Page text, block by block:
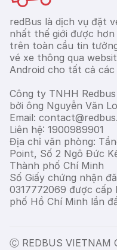
redBus là dịch vụ đặt
nhất thế giới được
trên toàn cầu tin
vé xe thông qua
Android cho tất cả
Công ty TNHH
bởi ông Nguyễn Văn
Email:
Liên hệ: 1900989901
Địa chỉ văn phòng:
Point, Số 2 Ngô Đức
Thành phố Chí Minh
Số Giấy chứng nhận
0317772069 được
phố Hồ Chí Minh lần
Ⓒ REDBUS VIETNAM